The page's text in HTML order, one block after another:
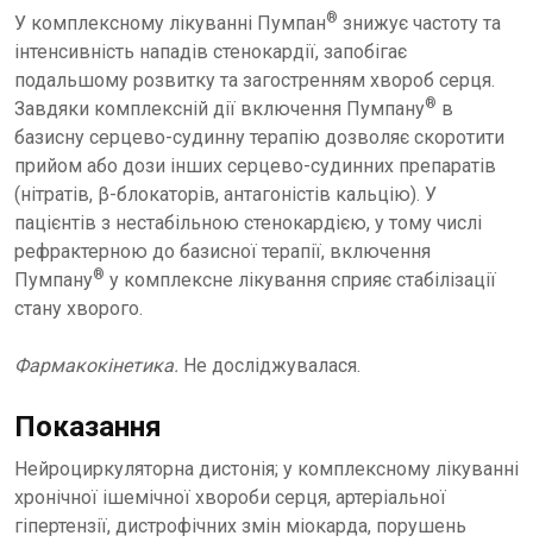
У комплексному лікуванні Пумпан® знижує частоту та
інтенсивність нападів стенокардії, запобігає
подальшому розвитку та загостренням хвороб серця.
Завдяки комплексній дії включення Пумпану® в
базисну серцево-судинну терапію дозволяє скоротити
прийом або дози інших серцево-судинних препаратів
(нітратів, β-блокаторів, антагоністів кальцію). У
пацієнтів з нестабільною стенокардією, у тому числі
рефрактерною до базисної терапії, включення
Пумпану® у комплексне лікування сприяє стабілізації
стану хворого.
Фармакокінетика. Не досліджувалася.
Показання
Нейроциркуляторна дистонія; у комплексному лікуванні
хронічної ішемічної хвороби серця, артеріальної
гіпертензії, дистрофічних змін міокарда, порушень